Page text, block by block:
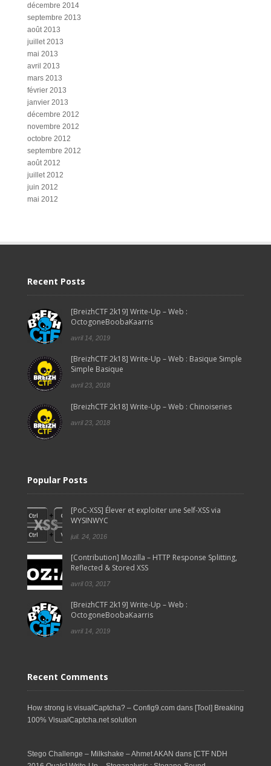
décembre 2014
septembre 2013
août 2013
juillet 2013
mai 2013
avril 2013
mars 2013
février 2013
janvier 2013
décembre 2012
novembre 2012
octobre 2012
septembre 2012
août 2012
juillet 2012
juin 2012
mai 2012
Recent Posts
[BreizhCTF 2k19] Write-Up – Web :
OctogoneBoobaKaarris
avril 14, 2019
[BreizhCTF 2k18] Write-Up – Web : Basique Simple
Simple Basique
avril 23, 2018
[BreizhCTF 2k18] Write-Up – Web : Chinoiseries
avril 23, 2018
Popular Posts
[PoC-XSS] Élever et exploiter une Self-XSS via
WYSINWYC
juil. 24, 2016
[Contribution] Mozilla – HTTP Response Splitting,
Reflected & Stored XSS
avril 03, 2017
[BreizhCTF 2k19] Write-Up – Web :
OctogoneBoobaKaarris
avril 14, 2019
Recent Comments
How strong is visualCaptcha? – Config9.com dans [Tool] Breaking
100% VisualCaptcha.net solution
Stego Challenge – Milkshake – Ahmet AKAN dans [CTF NDH